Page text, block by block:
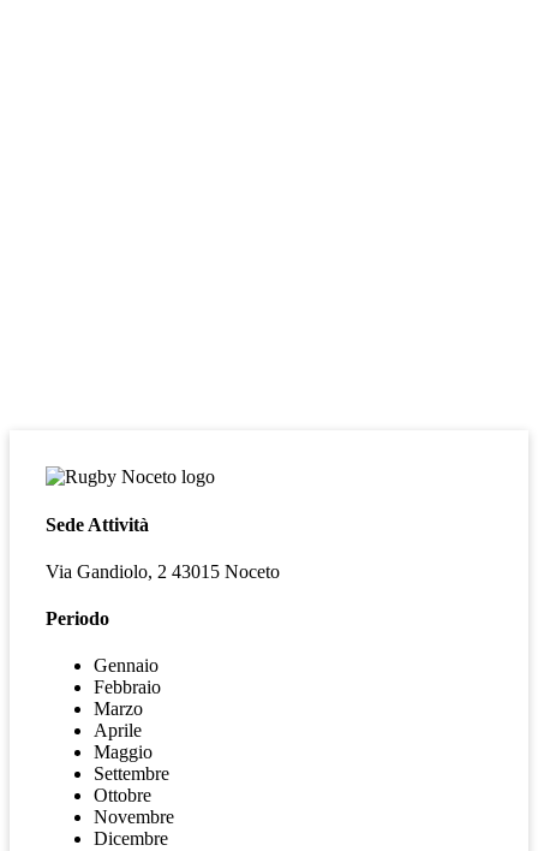
Sede Attività
Via Gandiolo, 2 43015 Noceto
Periodo
Gennaio
Febbraio
Marzo
Aprile
Maggio
Settembre
Ottobre
Novembre
Dicembre